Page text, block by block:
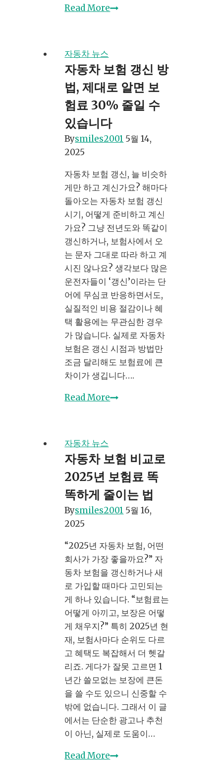
Read More차
비
비
교
로
돈
아
끼
법:
전
기
차
부
터
경
차
까
지,
선
택
전
략
공
개
자동차 뉴스
자동차 보험 갱신 방
법, 제대로 알면 보
험료 30% 줄일 수
있습니다
Bysmiles2001 5월 14,
2025
자동차 보험 갱신, 늘 비슷하
게만 하고 계신가요? 해마다
돌아오는 자동차 보험 갱신
시기, 어떻게 준비하고 계신
가요? 그냥 전년도와 똑같이
갱신하거나, 보험사에서 오
는 문자 그대로 따라 하고 계
시진 않나요? 생각보다 많은
운전자들이 ‘갱신’이라는 단
어에 무심코 반응하면서도,
실질적인 비용 절감이나 혜
택 활용에는 무관심한 경우
가 많습니다. 실제로 자동차
보험은 갱신 시점과 방법만
조금 달리해도 보험료에 큰
차이가 생깁니다….
Read More자
험
갱
신
방
법,
제
로
알
면
보
험
료
30%
줄
일
수
있
습
니
다
자동차 뉴스
자동차 보험 비교로
2025년 보험료 똑
똑하게 줄이는 법
Bysmiles2001 5월 16,
2025
“2025년 자동차 보험, 어떤
회사가 가장 좋을까요?” 자
동차 보험을 갱신하거나 새
로 가입할 때마다 고민되는
게 하나 있습니다. “보험료는
어떻게 아끼고, 보장은 어떻
게 채우지?” 특히 2025년 현
재, 보험사마다 순위도 다르
고 혜택도 복잡해서 더 헷갈
리죠. 게다가 잘못 고르면 1
년간 쓸모없는 보장에 큰돈
을 쓸 수도 있으니 신중할 수
밖에 없습니다. 그래서 이 글
에서는 단순한 광고나 추천
이 아닌, 실제로 도움이…
Read More자